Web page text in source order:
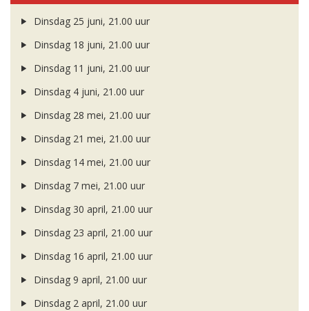
Dinsdag 25 juni, 21.00 uur
Dinsdag 18 juni, 21.00 uur
Dinsdag 11 juni, 21.00 uur
Dinsdag 4 juni, 21.00 uur
Dinsdag 28 mei, 21.00 uur
Dinsdag 21 mei, 21.00 uur
Dinsdag 14 mei, 21.00 uur
Dinsdag 7 mei, 21.00 uur
Dinsdag 30 april, 21.00 uur
Dinsdag 23 april, 21.00 uur
Dinsdag 16 april, 21.00 uur
Dinsdag 9 april, 21.00 uur
Dinsdag 2 april, 21.00 uur